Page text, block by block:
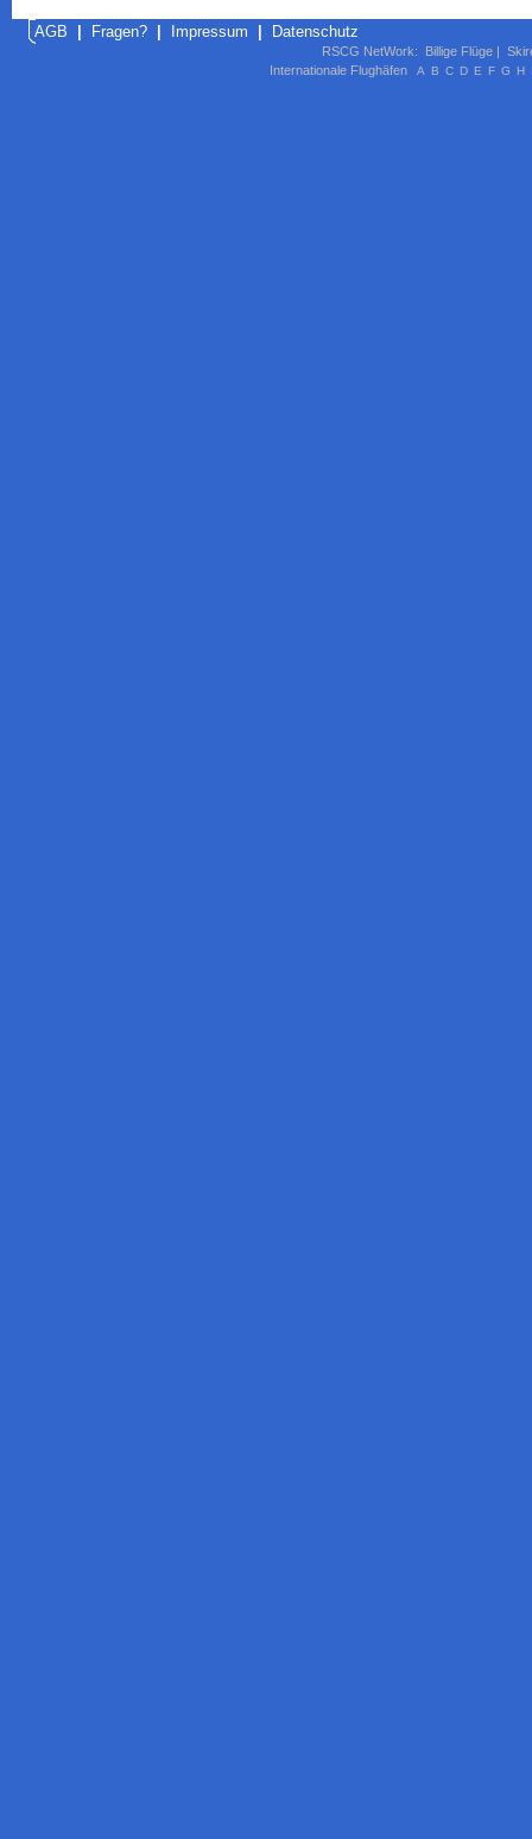
AGB Fragen? Impressum Datenschutz
RSCG NetWork: Billige Flüge |
Internationale Flughäfen
A B C D E F G H